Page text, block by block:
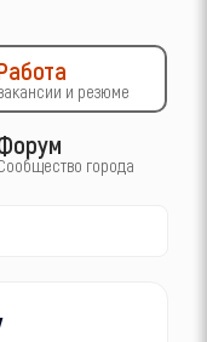
и резюме
города